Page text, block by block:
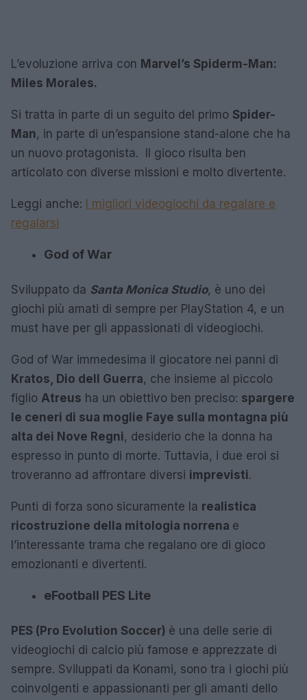
L’evoluzione arriva con Marvel’s Spiderm-Man:
Miles Morales.
Si tratta in parte di un seguito del primo Spider-
Man, in parte di un’espansione stand-alone che ha
un nuovo protagonista. Il gioco risulta ben
articolato con diverse missioni e molto divertente.
Leggi anche:
I migliori videogiochi da regalare e
regalarsi
God of War
Sviluppato da Santa Monica Studio, è uno dei
giochi più amati di sempre per PlayStation 4, e un
must have per gli appassionati di videogiochi.
God of War immedesima il giocatore nei panni di
Kratos, Dio dell Guerra, che insieme al piccolo
figlio Atreus ha un obiettivo ben preciso: spargere
le ceneri di sua moglie Faye sulla montagna più
alta dei Nove Regni, desiderio che la donna ha
espresso in punto di morte. Tuttavia, i due eroi si
troveranno ad affrontare diversi imprevisti.
Punti di forza sono sicuramente la realistica
ricostruzione della mitologia norrena e
l’interessante trama che regalano ore di gioco
emozionanti e divertenti.
eFootball PES Lite
PES (Pro Evolution Soccer) è una delle serie di
videogiochi di calcio più famose e apprezzate di
sempre. Sviluppati da Konami, sono tra i giochi più
coinvolgenti e appassionanti per gli amanti dello